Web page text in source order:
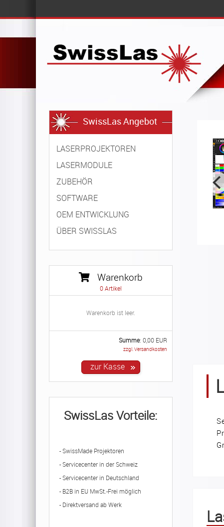
SwissLas Angebot
LASERPROJEKTOREN
LASERMODULE
ZUBEHÖR
SOFTWARE
OEM ENTWICKLUNG
ÜBER SWISSLAS
Warenkorb
0Artikel
Warenkorb ist leer.
Summe:0,00 EUR
zzgl. Versandkosten
SwissLas Vorteile:
- SwissMade Projektoren
- Servicecenter in der Schweiz
- Servicecenter in Deutschland
- B2B in EU MwSt.-Frei möglich
- Direktversand ab Werk